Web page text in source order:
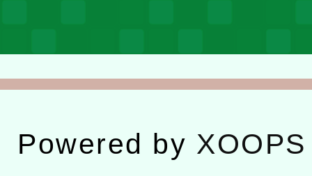
Powered by XOOPS